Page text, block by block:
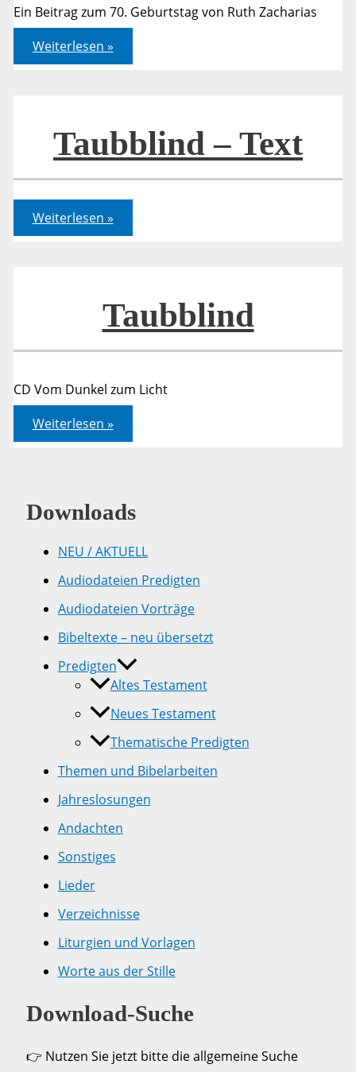
Ein Beitrag zum 70. Geburtstag von Ruth Zacharias
Taubblindendienst
–
Kleines
Weiterlesen »
Taubblind – Text
Taubblind
–
Text
Weiterlesen »
Taubblind
CD Vom Dunkel zum Licht
Taubblind
Weiterlesen »
Downloads
NEU / AKTUELL
Audiodateien Predigten
Audiodateien Vorträge
Bibeltexte – neu übersetzt
Predigten
Altes Testament
Neues Testament
Thematische Predigten
Themen und Bibelarbeiten
Jahreslosungen
Andachten
Sonstiges
Lieder
Verzeichnisse
Liturgien und Vorlagen
Worte aus der Stille
Download-Suche
👉 Nutzen Sie jetzt bitte die allgemeine Suche